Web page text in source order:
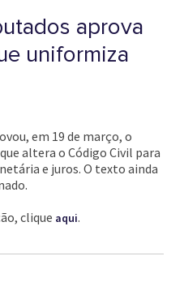
aprova
uniformiza
em 19 de março, o
altera o Código Civil para
e juros. O texto ainda
clique aqui.